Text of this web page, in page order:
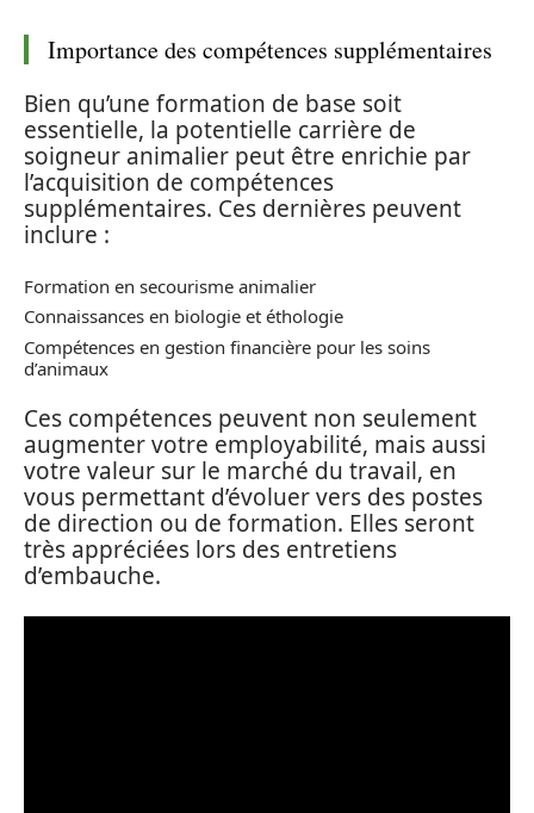
Importance des compétences supplémentaires
Bien qu’une formation de base soit
essentielle, la potentielle carrière de
soigneur animalier peut être enrichie par
l’acquisition de compétences
supplémentaires. Ces dernières peuvent
inclure :
Formation en secourisme animalier
Connaissances en biologie et éthologie
Compétences en gestion financière pour les soins
d’animaux
Ces compétences peuvent non seulement
augmenter votre employabilité, mais aussi
votre valeur sur le marché du travail, en
vous permettant d’évoluer vers des postes
de direction ou de formation. Elles seront
très appréciées lors des entretiens
d’embauche.